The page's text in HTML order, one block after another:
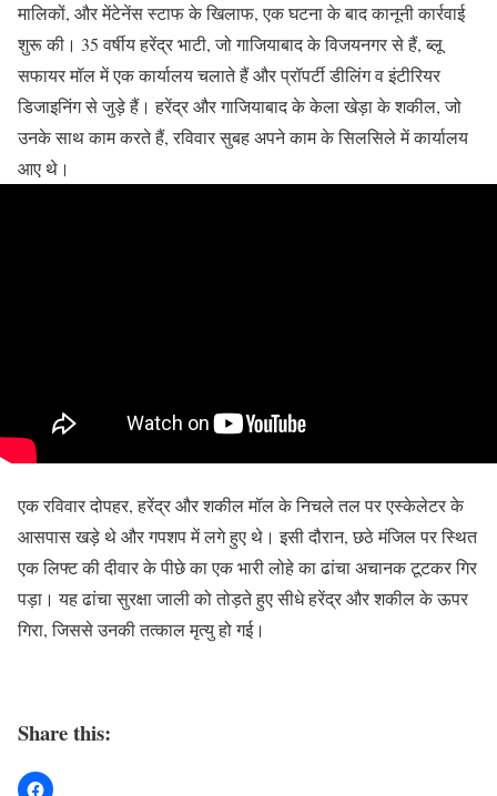
मालिकों, और मेंटेनेंस स्टाफ के खिलाफ, एक घटना के बाद कानूनी कार्रवाई
शुरू की। 35 वर्षीय हरेंद्र भाटी, जो गाजियाबाद के विजयनगर से हैं, ब्लू
सफायर मॉल में एक कार्यालय चलाते हैं और प्रॉपर्टी डीलिंग व इंटीरियर
डिजाइनिंग से जुड़े हैं। हरेंद्र और गाजियाबाद के केला खेड़ा के शकील, जो
उनके साथ काम करते हैं, रविवार सुबह अपने काम के सिलसिले में कार्यालय
आए थे।
एक रविवार दोपहर, हरेंद्र और शकील मॉल के निचले तल पर एस्केलेटर के
आसपास खड़े थे और गपशप में लगे हुए थे। इसी दौरान, छठे मंजिल पर स्थित
एक लिफ्ट की दीवार के पीछे का एक भारी लोहे का ढांचा अचानक टूटकर गिर
पड़ा। यह ढांचा सुरक्षा जाली को तोड़ते हुए सीधे हरेंद्र और शकील के ऊपर
गिरा, जिससे उनकी तत्काल मृत्यु हो गई।
Share this: